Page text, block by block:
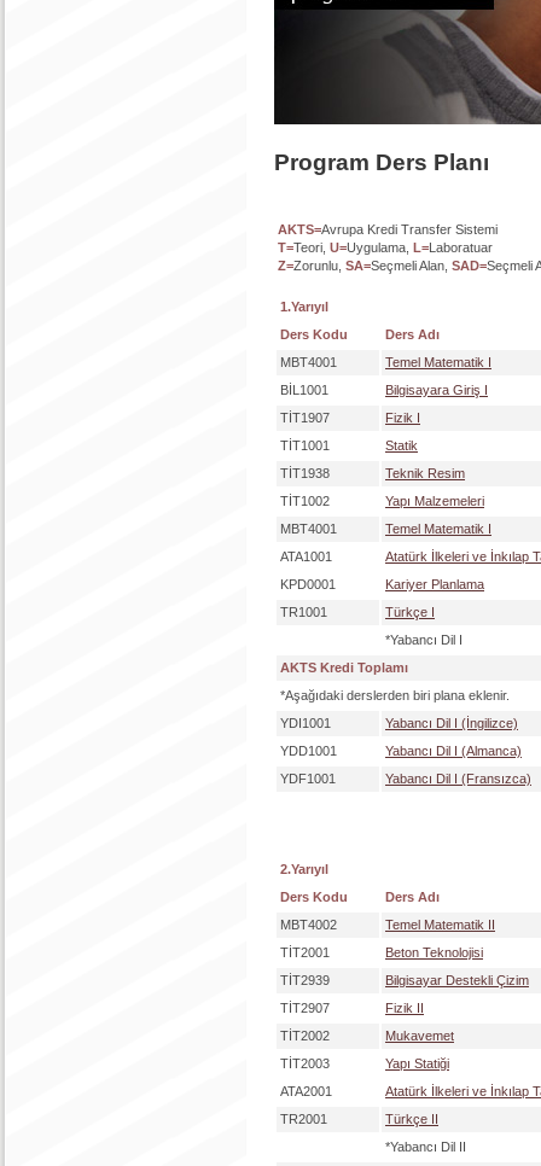
Program Ders Planı
AKTS=Avrupa Kredi Transfer Sistemi
T=Teori, U=Uygulama, L=Laboratuar
Z=Zorunlu, SA=Seçmeli Alan, SAD=Seçmeli
1.Yarıyıl
Ders Kodu
Ders Adı
MBT4001
Temel Matematik I
BİL1001
Bilgisayara Giriş I
TİT1907
Fizik I
TİT1001
Statik
TİT1938
Teknik Resim
TİT1002
Yapı Malzemeleri
MBT4001
Temel Matematik I
ATA1001
Atatürk İlkeleri ve İnkılap
KPD0001
Kariyer Planlama
TR1001
Türkçe I
*Yabancı Dil I
AKTS Kredi Toplamı
*Aşağıdaki derslerden biri plana eklenir.
YDI1001
Yabancı Dil I (İngilizce)
YDD1001
Yabancı Dil I (Almanca)
YDF1001
Yabancı Dil I (Fransızca)
2.Yarıyıl
Ders Kodu
Ders Adı
MBT4002
Temel Matematik II
TİT2001
Beton Teknolojisi
TİT2939
Bilgisayar Destekli Çizim
TİT2907
Fizik II
TİT2002
Mukavemet
TİT2003
Yapı Statiği
ATA2001
Atatürk İlkeleri ve İnkılap
TR2001
Türkçe II
*Yabancı Dil II